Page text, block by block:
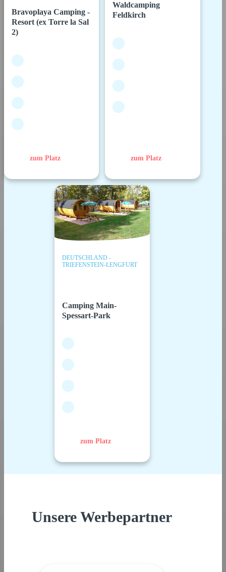
Bravoplaya Camping -
Resort (ex Torre la Sal
2)
zum Platz
Waldcamping
Feldkirch
zum Platz
DEUTSCHLAND -
TRIEFENSTEIN-LENGFURT
Camping Main-
Spessart-Park
zum Platz
Unsere Werbepartner